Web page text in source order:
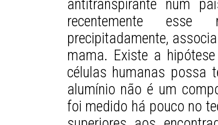
antitranspirante num
recentemente
precipitadamente,
mama. Existe a
células humanas possa
alumínio não é um
foi medido há pouco no